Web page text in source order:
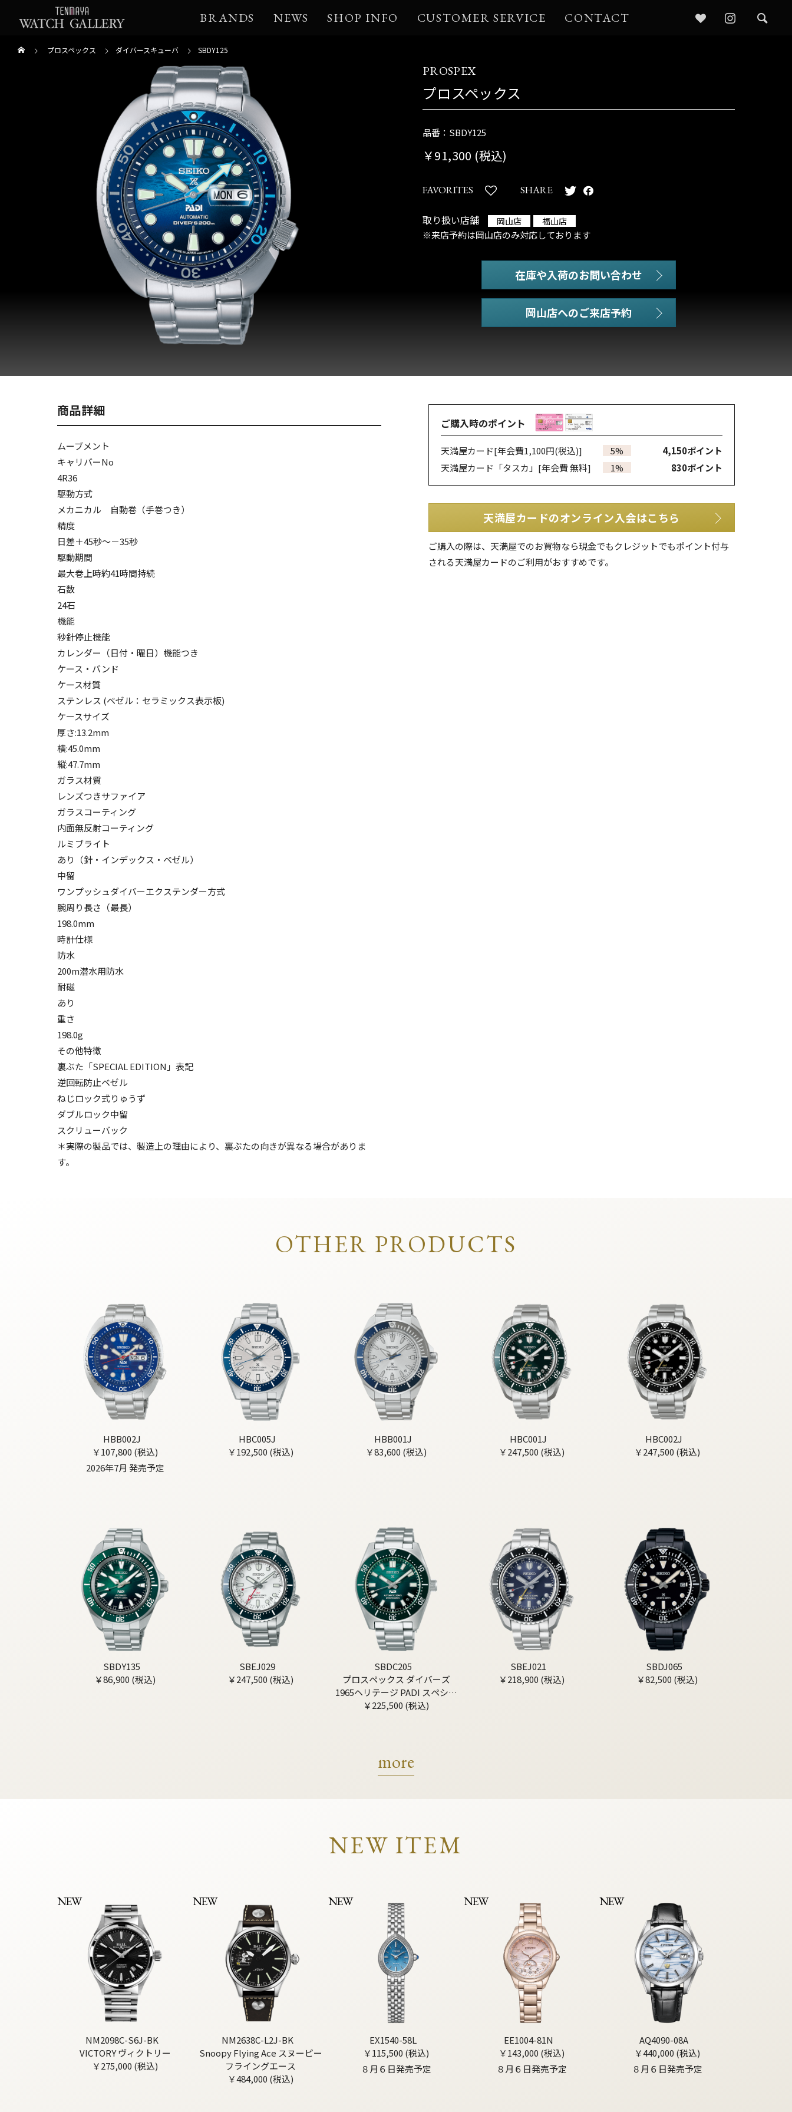
BRANDS NEWS SHOP INFO CUSTOMER SERVICE CONTACT
プロスペックス ダイバースキューバ SBDY125
PROSPEX
プロスペックス
品番：SBDY125
￥91,300 (税込)
FAVORITES SHARE
取り扱い店舗 岡山店 福山店
※来店予約は岡山店のみ対応しております
在庫や入荷のお問い合わせ
商品詳細
ムーブメント
キャリバーNo
4R36
駆動方式
メカニカル 自動巻（手巻つき）
精度
日差＋45秒～－35秒
駆動期間
最大巻上時約41時間持続
石数
24石
機能
秒針停止機能
カレンダー（日付・曜日）機能つき
ケース・バンド
ケース材質
ステンレス (ベゼル：セラミックス表示板)
ケースサイズ
厚さ:13.2mm
横:45.0mm
縦:47.7mm
ガラス材質
レンズつきサファイア
ガラスコーティング
内面無反射コーティング
ルミブライト
あり（針・インデックス・ベゼル）
中留
ワンプッシュダイバーエクステンダー方式
腕周り長さ（最長）
198.0mm
時計仕様
防水
200m潜水用防水
耐磁
あり
重さ
198.0g
その他特徴
裏ぶた「SPECIAL EDITION」表記
逆回転防止ベゼル
ねじロック式りゅうず
ダブルロック中留
スクリューバック
＊実際の製品では、製造上の理由により、裏ぶたの向きが異なる場合がありま
す。
ご購入時のポイント
天満屋カード[年会費1,100円(税込)] 5% 4,150ポイント
天満屋カード「タスカ」 [年会費 無料] 1% 830ポイント
天満屋カードのオンライン入会はこちら
ご購入の際は、天満屋でのお買物なら現金でもクレジットでもポイント付与
される天満屋カードのご利用がおすすめです。
OTHER PRODUCTS
HBB002J
￥107,800 (税込)
2026年7月 発売予定
HBC005J
￥192,500 (税込)
HBB001J
￥83,600 (税込)
HBC001J
￥247,500 (税込)
HBC002J
￥247,500 (税込)
SBDY135
￥86,900 (税込)
SBEJ029
￥247,500 (税込)
SBDC205
プロスペックス ダイバーズ
1965ヘリテージ PADI スペシャ
ルエディション
￥225,500 (税込)
SBEJ021
￥218,900 (税込)
SBDJ065
￥82,500 (税込)
more
NEW ITEM
NEW
NM2098C-S6J-BK
VICTORY ヴィクトリー
￥275,000 (税込)
NEW
NM2638C-L2J-BK
Snoopy Flying Ace スヌーピー
フライングエース
￥484,000 (税込)
NEW
EX1540-58L
￥115,500 (税込)
８月６日発売予定
NEW
EE1004-81N
￥143,000 (税込)
８月６日発売予定
NEW
AQ4090-08A
￥440,000 (税込)
８月６日発売予定